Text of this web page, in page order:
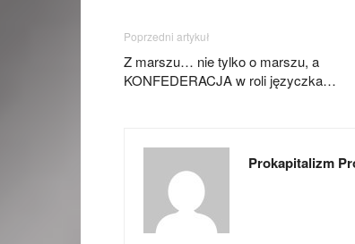
Poprzedni artykuł
Z marszu… nie tylko o marszu, a
KONFEDERACJA w roli języczka…
Prokapitalizm